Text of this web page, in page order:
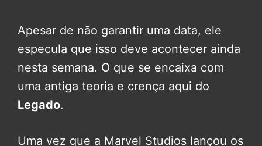
Apesar de não garantir uma data, ele
especula que isso deve acontecer ainda
nesta semana. O que se encaixa com
uma antiga teoria e crença aqui do
Legado.
Uma vez que a Marvel Studios lançou os